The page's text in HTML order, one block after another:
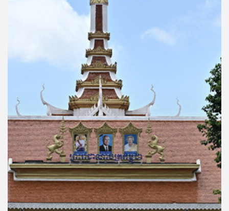
ของ
เพลง
บทความ
ข่าว
และ
กิจกรรม